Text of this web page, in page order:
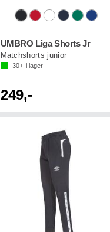
UMBRO Liga Shorts Jr
Matchshorts junior
30+ i lager
249,-